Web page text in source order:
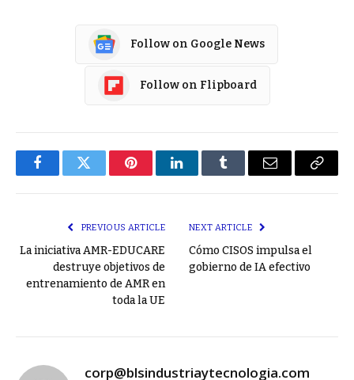
Follow on Google News
Follow on Flipboard
FacebookTwitter PinterestLinkedInTumblr Email
Copy
PREVIOUS ARTICLE
La iniciativa AMR-EDUCARE
destruye objetivos de
entrenamiento de AMR en
toda la UE
NEXT ARTICLE
Cómo CISOS impulsa el
gobierno de IA efectivo
corp@blsindustriaytecnologia.com